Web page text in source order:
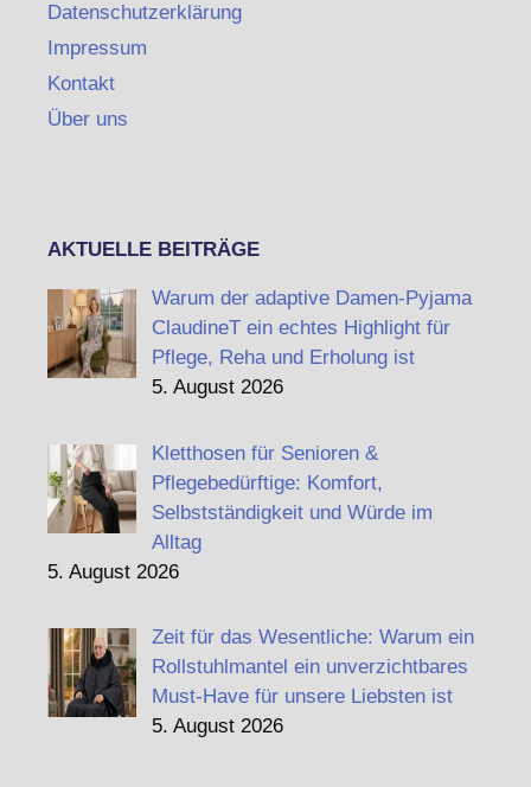
Datenschutzerklärung
Impressum
Kontakt
Über uns
AKTUELLE BEITRÄGE
Warum der adaptive Damen-Pyjama
ClaudineT ein echtes Highlight für
Pflege, Reha und Erholung ist
5. August 2026
Kletthosen für Senioren &
Pflegebedürftige: Komfort,
Selbstständigkeit und Würde im
Alltag
5. August 2026
Zeit für das Wesentliche: Warum ein
Rollstuhlmantel ein unverzichtbares
Must-Have für unsere Liebsten ist
5. August 2026